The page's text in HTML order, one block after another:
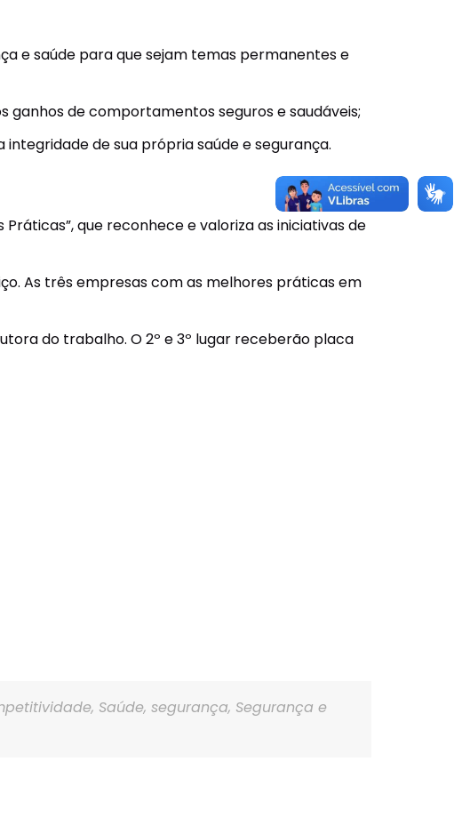
e saúde para que sejam temas permanentes e
de comportamentos seguros e saudáveis;
de sua própria saúde e segurança.
que reconhece e valoriza as iniciativas de
As três empresas com as melhores práticas em
do trabalho. O 2º e 3º lugar receberão placa
, Saúde, segurança, Segurança e